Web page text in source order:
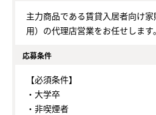
主力商品である賃貸入居者向け
用）の代理店営業をお任せします。
応募条件
【必須条件】
・大学卒
・非喫煙者